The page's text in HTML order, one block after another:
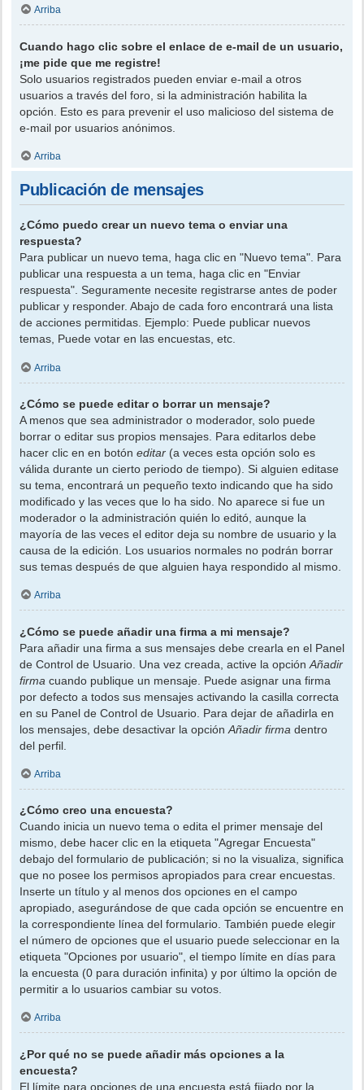
Arriba
Cuando hago clic sobre el enlace de e-mail de un usuario,
¡me pide que me registre!
Solo usuarios registrados pueden enviar e-mail a otros
usuarios a través del foro, si la administración habilita la
opción. Esto es para prevenir el uso malicioso del sistema de
e-mail por usuarios anónimos.
Arriba
Publicación de mensajes
¿Cómo puedo crear un nuevo tema o enviar una
respuesta?
Para publicar un nuevo tema, haga clic en "Nuevo tema". Para
publicar una respuesta a un tema, haga clic en "Enviar
respuesta". Seguramente necesite registrarse antes de poder
publicar y responder. Abajo de cada foro encontrará una lista
de acciones permitidas. Ejemplo: Puede publicar nuevos
temas, Puede votar en las encuestas, etc.
Arriba
¿Cómo se puede editar o borrar un mensaje?
A menos que sea administrador o moderador, solo puede
borrar o editar sus propios mensajes. Para editarlos debe
hacer clic en en botón editar (a veces esta opción solo es
válida durante un cierto periodo de tiempo). Si alguien editase
su tema, encontrará un pequeño texto indicando que ha sido
modificado y las veces que lo ha sido. No aparece si fue un
moderador o la administración quién lo editó, aunque la
mayoría de las veces el editor deja su nombre de usuario y la
causa de la edición. Los usuarios normales no podrán borrar
sus temas después de que alguien haya respondido al mismo.
Arriba
¿Cómo se puede añadir una firma a mi mensaje?
Para añadir una firma a sus mensajes debe crearla en el Panel
de Control de Usuario. Una vez creada, active la opción Añadir
firma cuando publique un mensaje. Puede asignar una firma
por defecto a todos sus mensajes activando la casilla correcta
en su Panel de Control de Usuario. Para dejar de añadirla en
los mensajes, debe desactivar la opción Añadir firma dentro
del perfil.
Arriba
¿Cómo creo una encuesta?
Cuando inicia un nuevo tema o edita el primer mensaje del
mismo, debe hacer clic en la etiqueta "Agregar Encuesta"
debajo del formulario de publicación; si no la visualiza, significa
que no posee los permisos apropiados para crear encuestas.
Inserte un título y al menos dos opciones en el campo
apropiado, asegurándose de que cada opción se encuentre en
la correspondiente línea del formulario. También puede elegir
el número de opciones que el usuario puede seleccionar en la
etiqueta "Opciones por usuario", el tiempo límite en días para
la encuesta (0 para duración infinita) y por último la opción de
permitir a lo usuarios cambiar su votos.
Arriba
¿Por qué no se puede añadir más opciones a la
encuesta?
El límite para opciones de una encuesta está fijado por la